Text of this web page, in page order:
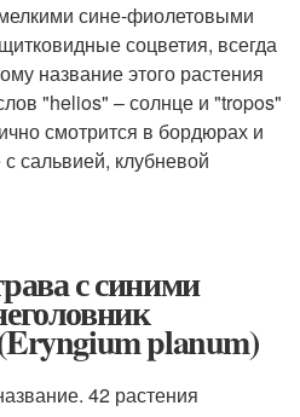
сине-фиолетовыми
соцветия, всегда
название этого растения
"helios" – солнце и "tropos"
смотрится в бордюрах и
сальвией, клубневой
с синими
planum)